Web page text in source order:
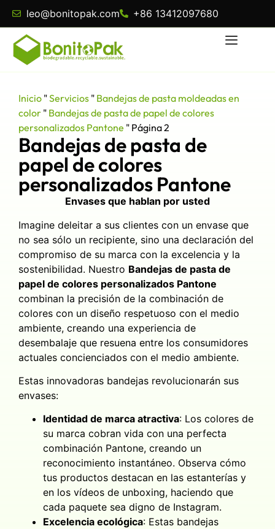
leo@bonitopak.com +86 13412097680
Inicio "Servicios " Bandejas de pasta moldeadas en
color " Bandejas de pasta de papel de colores
personalizados Pantone " Página 2
Bandejas de pasta de
papel de colores
personalizados Pantone
Envases que hablan por usted
Imagine deleitar a sus clientes con un envase que
no sea sólo un recipiente, sino una declaración del
compromiso de su marca con la excelencia y la
sostenibilidad. Nuestro Bandejas de pasta de
papel de colores personalizados Pantone
combinan la precisión de la combinación de
colores con un diseño respetuoso con el medio
ambiente, creando una experiencia de
desembalaje que resuena entre los consumidores
actuales concienciados con el medio ambiente.
Estas innovadoras bandejas revolucionarán sus
envases:
Identidad de marca atractiva: Los colores de
su marca cobran vida con una perfecta
combinación Pantone, creando un
reconocimiento instantáneo. Observa cómo
tus productos destacan en las estanterías y
en los vídeos de unboxing, haciendo que
cada paquete sea digno de Instagram.
Excelencia ecológica: Estas bandejas